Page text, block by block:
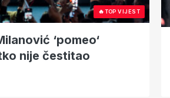
🔥TOP VIJEST
‘pomeo‘
nije čestitao